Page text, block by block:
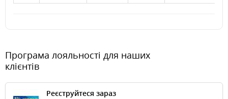
Програма лояльності для наших
клієнтів
Реєструйтеся зараз